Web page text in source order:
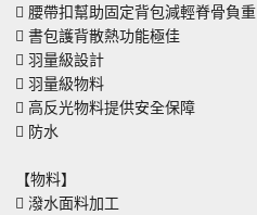
 腰帶扣幫助固定背包減輕脊骨負重
 書包護背散熱功能極佳
 羽量級設計
 羽量級物料
 高反光物料提供安全保障
 防水
【物料】
 潑水面料加工